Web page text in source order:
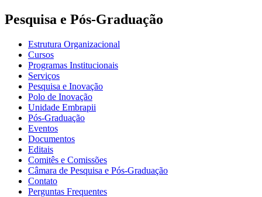
Pesquisa e Pós-Graduação
Estrutura Organizacional
Cursos
Programas Institucionais
Serviços
Pesquisa e Inovação
Polo de Inovação
Unidade Embrapii
Pós-Graduação
Eventos
Documentos
Editais
Comitês e Comissões
Câmara de Pesquisa e Pós-Graduação
Contato
Perguntas Frequentes